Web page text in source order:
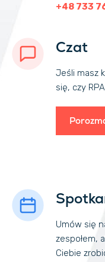
+48 733
Czat
Jeśli masz
się, czy
Umów się
zespołem,
Ciebie